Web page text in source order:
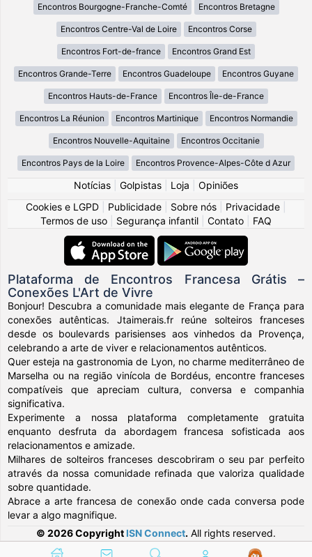
Encontros Bourgogne-Franche-Comté Encontros Bretagne
Encontros Centre-Val de Loire Encontros Corse
Encontros Fort-de-france Encontros Grand Est
Encontros Grande-Terre Encontros Guadeloupe Encontros Guyane
Encontros Hauts-de-France Encontros Île-de-France
Encontros La Réunion Encontros Martinique Encontros Normandie
Encontros Nouvelle-Aquitaine Encontros Occitanie
Encontros Pays de la Loire Encontros Provence-Alpes-Côte d Azur
Notícias Golpistas Loja
Opiniões
Cookies e LGPD
Publicidade Sobre nós Privacidade
Termos de uso
Segurança infantil Contato FAQ
Plataforma de Encontros Francesa Grátis –
Conexões L'Art de Vivre
Bonjour! Descubra a comunidade mais elegante de França para
conexões autênticas. Jtaimerais.fr reúne solteiros franceses
desde os boulevards parisienses aos vinhedos da Provença,
celebrando a arte de viver e relacionamentos autênticos.
Quer esteja na gastronomia de Lyon, no charme mediterrâneo de
Marselha ou na região vinícola de Bordéus, encontre franceses
compatíveis que apreciam cultura, conversa e companhia
significativa.
Experimente a nossa plataforma completamente gratuita
enquanto desfruta da abordagem francesa sofisticada aos
relacionamentos e amizade.
Milhares de solteiros franceses descobriram o seu par perfeito
através da nossa comunidade refinada que valoriza qualidade
sobre quantidade.
Abrace a arte francesa de conexão onde cada conversa pode
levar a algo magnifique.
© 2026 Copyright ISN Connect. All rights reserved.